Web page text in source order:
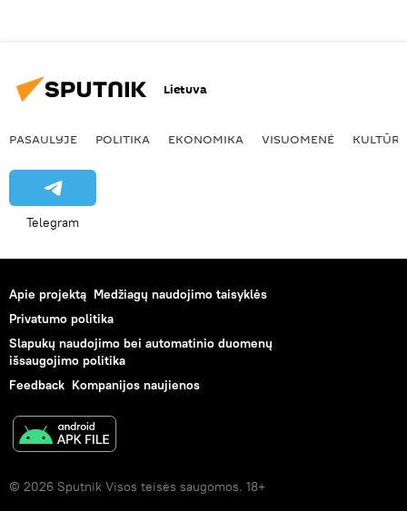
Lietuva
PASAULYJE POLITIKA EKONOMIKA VISUOMENĖ KULTŪRA
Telegram
Apie projektą Medžiagų naudojimo taisyklės
Privatumo politika
Slapukų naudojimo bei automatinio duomenų
išsaugojimo politika
Feedback Kompanijos naujienos
© 2026 Sputnik Visos teisės saugomos. 18+